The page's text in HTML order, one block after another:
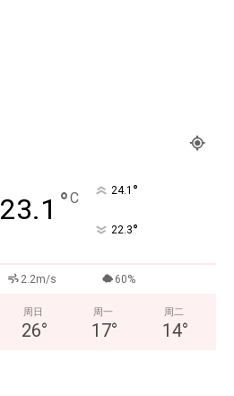
23.1 °C 24.1 °
22.3°
2.2m/s 60%
周日
26°
周一
17°
周二
14°